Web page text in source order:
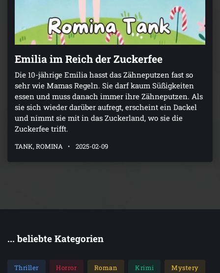
Emilia im Reich der Zuckerfee
Die 10-jährige Emilia hasst das Zähneputzen fast so
sehr wie Mamas Regeln. Sie darf kaum Süßigkeiten
essen und muss danach immer ihre Zähneputzen. Als
sie sich wieder darüber aufregt, erscheint ein Dackel
und nimmt sie mit in das Zuckerland, wo sie die
Zuckerfee trifft.
TANK, ROMINA 2025-02-09
... beliebte Kategorien
Thriller Horror Roman Krimi Mystery